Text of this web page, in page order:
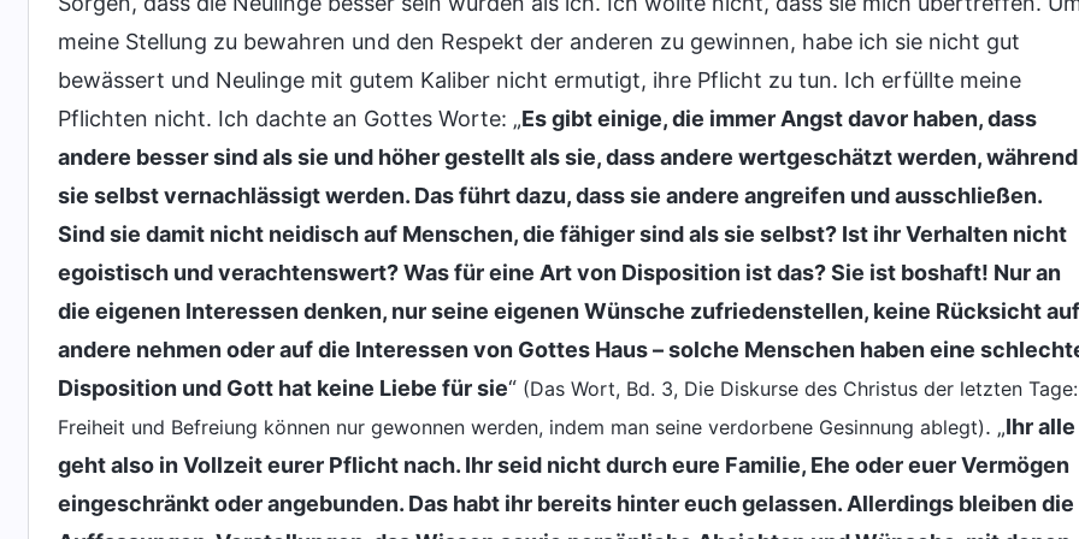
meine Stellung zu bewahren und den Respekt der anderen zu gewinnen, habe ich sie nicht gut
bewässert und Neulinge mit gutem Kaliber nicht ermutigt, ihre Pflicht zu tun. Ich erfüllte meine
Pflichten nicht. Ich dachte an Gottes Worte: „Es gibt einige, die immer Angst davor haben, dass
andere besser sind als sie und höher gestellt als sie, dass andere wertgeschätzt werden, während
sie selbst vernachlässigt werden. Das führt dazu, dass sie andere angreifen und ausschließen.
Sind sie damit nicht neidisch auf Menschen, die fähiger sind als sie selbst? Ist ihr Verhalten nicht
egoistisch und verachtenswert? Was für eine Art von Disposition ist das? Sie ist boshaft! Nur an
die eigenen Interessen denken, nur seine eigenen Wünsche zufriedenstellen, keine Rücksicht auf
andere nehmen oder auf die Interessen von Gottes Haus – solche Menschen haben eine
Disposition und Gott hat keine Liebe für sie“ (Das Wort, Bd. 3, Die Diskurse des Christus der letzten Tage:
Freiheit und Befreiung können nur gewonnen werden, indem man seine verdorbene Gesinnung ablegt). „Ihr alle
geht also in Vollzeit eurer Pflicht nach. Ihr seid nicht durch eure Familie, Ehe oder euer Vermögen
eingeschränkt oder angebunden. Das habt ihr bereits hinter euch gelassen. Allerdings bleiben die